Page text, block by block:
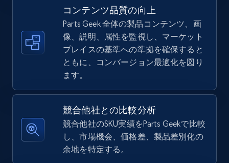
TikTok Shop - Collect TikTok shop products
URL, Title, Available, Description, Currency, Initial
price, Final price, Discount percent, and more.
TikTok Shop - discover records by shop url
URL, Title, Available, Description, Currency, Initial
price, Final price, Discount percent, and more.
コンテンツ品質の向上
Parts Geek 全体の製品コンテンツ、画
像、説明、属性を監視し、マーケット
プレイスの基準への準拠を確保すると
ともに、コンバージョン最適化を図り
ます。
競合他社との比較分析
競合他社のSKU実績をParts Geekで比較
し、市場機会、価格差、製品差別化の
余地を特定する。